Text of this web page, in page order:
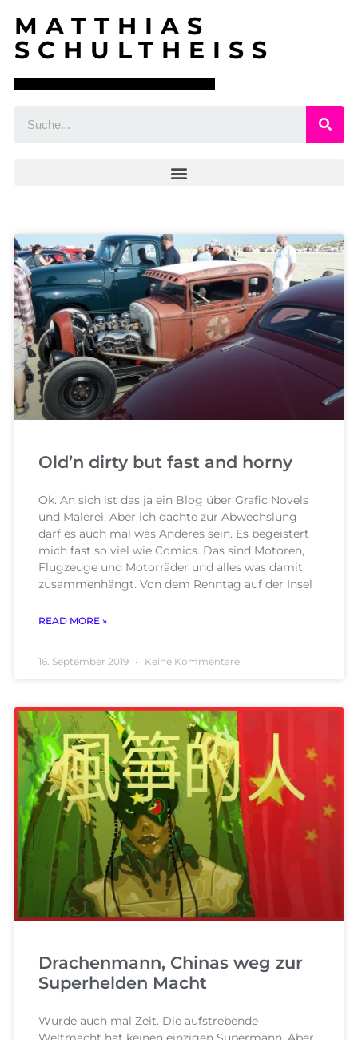
MATTHIAS
SCHULTHEISS
Old’n dirty but fast and horny​
Ok. An sich ist das ja ein Blog über Grafic Novels
und Malerei. Aber ich dachte zur Abwechslung
darf es auch mal was Anderes sein. Es begeistert
mich fast so viel wie Comics. Das sind Motoren,
Flugzeuge und Motorräder und alles was damit
zusammenhängt. Von dem Renntag auf der Insel
READ MORE »
16. September 2019 Keine Kommentare
Drachenmann, Chinas weg zur
Superhelden Macht
Wurde auch mal Zeit. Die aufstrebende